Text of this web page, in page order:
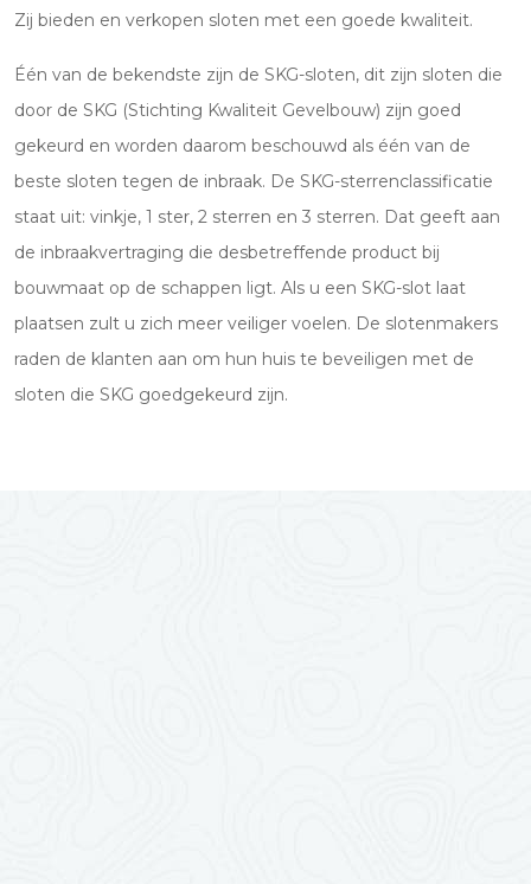
Zij bieden en verkopen sloten met een goede kwaliteit.
Één van de bekendste zijn de SKG-sloten, dit zijn sloten die
door de SKG (Stichting Kwaliteit Gevelbouw) zijn goed
gekeurd en worden daarom beschouwd als één van de
beste sloten tegen de inbraak. De SKG-sterrenclassificatie
staat uit: vinkje, 1 ster, 2 sterren en 3 sterren. Dat geeft aan
de inbraakvertraging die desbetreffende product bij
bouwmaat op de schappen ligt. Als u een SKG-slot laat
plaatsen zult u zich meer veiliger voelen. De slotenmakers
raden de klanten aan om hun huis te beveiligen met de
sloten die SKG goedgekeurd zijn.